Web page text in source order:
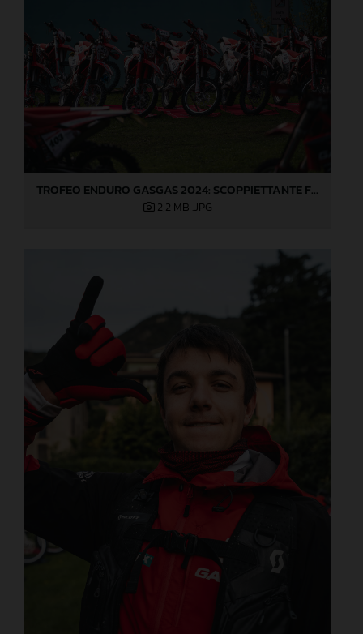
TROFEO ENDURO GASGAS 2024: SCOPPIETTANTE FINALE DI STAGIONE A LOVERE!
2,2 MB .JPG